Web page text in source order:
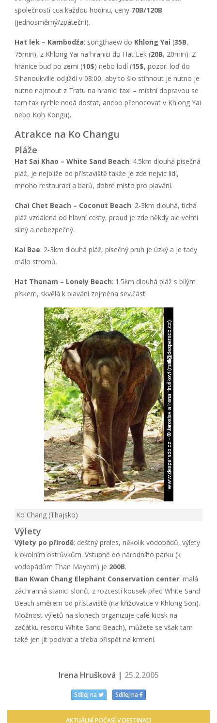
společností cca každou hodinu, ceny 70B/120B
(jednosměrný/zpáteční).
Hat lek – Kambodža: songthaew do Khlong Yai (35B,
75min), z Khlong Yai na hranici do Hat Lek (20B, 20min). Z
hranice buď po zemi (10$) nebo lodí (15$, pozor: loď do
Sihanoukville odjíždí v 08:00, aby to šlo stihnout je nutno je
nutno najmout z Tratu na hranici taxi – místní dopravou se
tam tak rychle nedá dostat, anebo přenocovat v Khlong Yai
nebo Koh Kongu).
Atrakce na Ko Changu
Pláže
Hat Sai Khao – White Sand Beach: 4.5km dlouhá písečná
pláž, je nejblíže od přístaviště takže je zde nejvíc lidí,
mnoho restaurací a barů, dobré místo pro plavání.
Chai Chet Beach – Coconut Beach: 2-3km dlouhá, tichá
pláž vzdálená od hlavní cesty, proud je zde někdy ale velmi
silný a nebezpečný.
Kai Bae: 2-3km dlouhá pláž, písečný pruh je úzký a je tady
málo stromů.
Hat Thanam – Lonely Beach: 1.5km dlouhá pláž s bílým
pískem, skvělá k plavání zejména sev.část.
Ko Chang (Thajsko)
Výlety
Výlety po přírodě: deštný prales, několik vodopádů, výlety
k okolním ostrůvkům. Vstupné do národního parku (k
vodopádům Than Mayom) je 200B.
Ban Kwan Chang Elephant Conservation center: malá
záchranná stanici slonů, z rozcestí kousek před White Sand
Beach směrem od přístaviště (na křižovatce v Khlong Son).
Možnost výletů na slonech organizuje café kiosk na
začátku resortu White Sand Beach), můžete se však tam
také jen jít podívat a třeba přispět na krmení.
Irena Hrušková | 25.2.2005
Sdílej na Sdílej na
AKTUÁLNÍ POČASÍ V DESTINACI